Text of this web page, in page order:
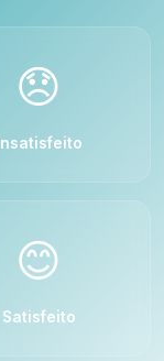
😞
Insatisfeito
😊
Satisfeito